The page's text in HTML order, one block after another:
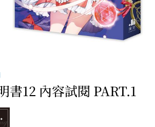
書12 內容試閱 PART.1